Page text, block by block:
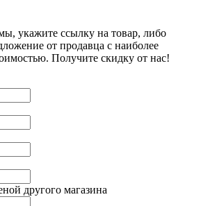
укажите ссылку на товар, либо
от продавца с наиболее
Получите скидку от нас!
другого магазина